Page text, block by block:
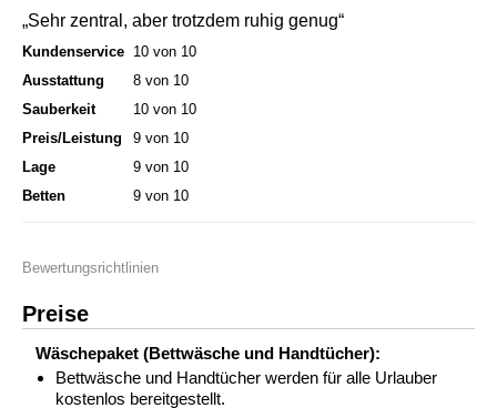
„Sehr zentral, aber trotzdem ruhig genug“
Kundenservice 10 von 10
Ausstattung
8 von 10
Sauberkeit
10 von 10
Preis/Leistung
9 von 10
Lage
9 von 10
Betten
9 von 10
Bewertungsrichtlinien
Preise
Wäschepaket (Bettwäsche und Handtücher):
Bettwäsche und Handtücher werden für alle Urlauber
kostenlos bereitgestellt.